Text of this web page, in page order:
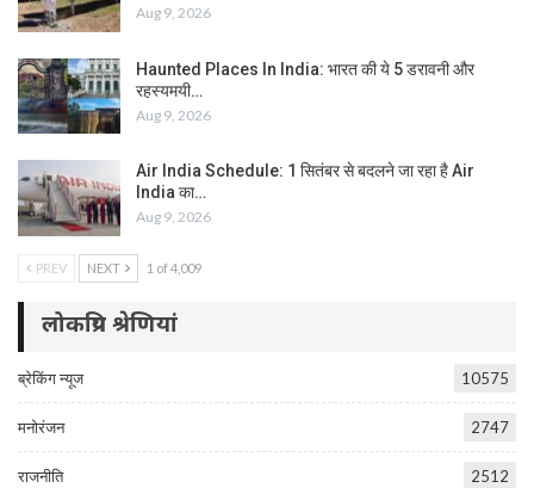
Aug 9, 2026
Haunted Places In India: भारत की ये 5 डरावनी और
रहस्यमयी…
Aug 9, 2026
Air India Schedule: 1 सितंबर से बदलने जा रहा है Air
India का…
Aug 9, 2026
PREV NEXT 1 of 4,009
लोकप्रिय श्रेणियां
ब्रेकिंग न्यूज 10575
मनोरंजन 2747
राजनीति 2512